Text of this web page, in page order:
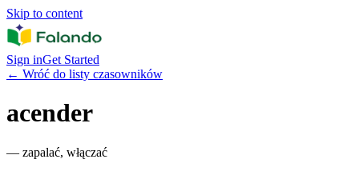
Skip to content
Sign inGet Started
← Wróć do listy czasowników
acender
— zapalać, włączać